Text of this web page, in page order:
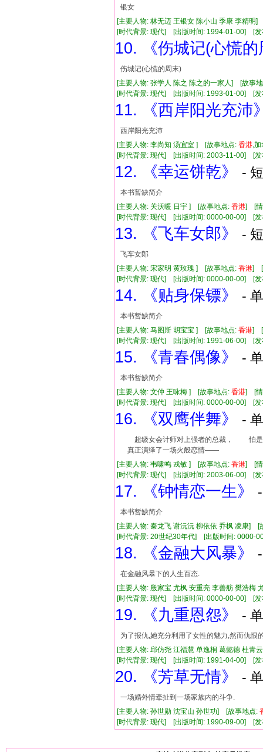
银女
[主要人物: 林无迈 王银女 陈小山 季康 李精
[时代背景: 现代] [出版时间: 1994-01-00] [
10. 《伤城记(心慌的
伤城记(心慌的周末)
[主要人物: 张学人 陈之 陈之的一家人] [故事
[时代背景: 现代] [出版时间: 1993-01-00] [
11. 《西岸阳光充沛
西岸阳光充沛
[主要人物: 李尚知 汤宜室 ] [故事地点: 香港,
[时代背景: 现代] [出版时间: 2003-11-00] [
12. 《幸运饼乾》 -
本书暂缺简介
[主要人物: 关沃暖 日宇 ] [故事地点: 香港] [情
[时代背景: 现代] [出版时间: 0000-00-00] [
13. 《飞车女郎》 -
飞车女郎
[主要人物: 宋家明 黄玫瑰 ] [故事地点: 香港] [
[时代背景: 现代] [出版时间: 0000-00-00] [
14. 《贴身保镖》 -
本书暂缺简介
[主要人物: 马图斯 胡宝宝 ] [故事地点: 香港] [
[时代背景: 现代] [出版时间: 1991-06-00] [
15. 《青春偶像》 -
本书暂缺简介
[主要人物: 文仲 王咏梅 ] [故事地点: 香港] [情
[时代背景: 现代] [出版时间: 0000-00-00] [
16. 《双鹰伴舞》 -
超级女会计师对上强者的总裁， 怕
真正演绎了一场火般恋情——
[主要人物: 韦啸鸣 戎敏 ] [故事地点: 香港] [情
[时代背景: 现代] [出版时间: 2003-06-00] [
17. 《钟情恋一生》
本书暂缺简介
[主要人物: 秦龙飞 谢沅沅 柳依依 乔枫 凌康] [
[时代背景: 20世纪30年代] [出版时间:
18. 《金融大风暴》
在金融风暴下的人生百态.
[主要人物: 殷家宝 尤枫 安重亮 李善舫 樊浩
[时代背景: 现代] [出版时间: 0000-00-00] [
19. 《九重恩怨》 -
为了报仇,她充分利用了女性的魅力,然而仇恨
[主要人物: 邱仿尧 江福慧 单逸桐 葛懿德 杜
[时代背景: 现代] [出版时间: 1991-04-00] [
20. 《芳草无情》 -
一场婚外情牵扯到一场家族内的斗争.
[主要人物: 孙世勋 沈宝山 孙世功] [故事地点:
[时代背景: 现代] [出版时间: 1990-09-00] [